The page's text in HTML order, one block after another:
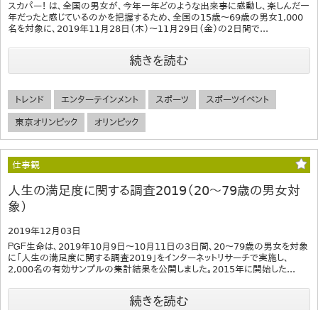
スカパー！ は、全国の男女が、今年一年どのような出来事に感動し、楽しんだ一
年だったと感じているのかを把握するため、全国の15歳～69歳の男女1,000
名を対象に、2019年11月28日（木）～11月29日（金）の2日間で...
続きを読む
トレンド エンターテインメント スポーツ スポーツイベント
東京オリンピック オリンピック
仕事観
人生の満足度に関する調査2019（20～79歳の男女対
象）
2019年12月03日
ＰＧＦ生命は、2019年10月9日～10月11日の3日間、20～79歳の男女を対象
に「人生の満足度に関する調査2019」をインターネットリサーチで実施し、
2,000名の有効サンプルの集計結果を公開しました。2015年に開始した...
続きを読む